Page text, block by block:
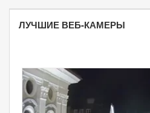
ЛУЧШИЕ ВЕБ-КАМЕРЫ